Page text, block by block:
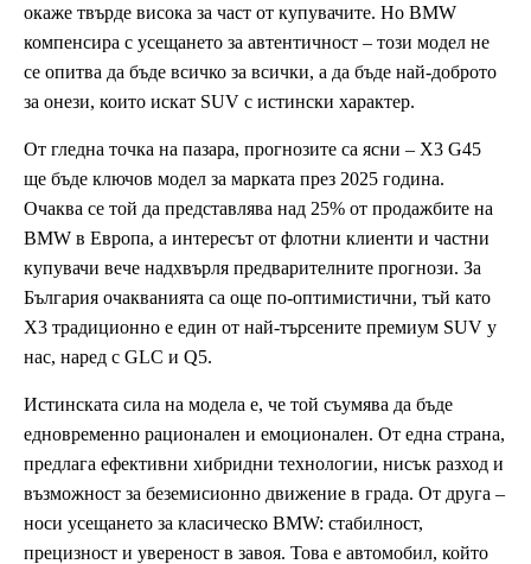
окаже твърде висока за част от купувачите. Но BMW
компенсира с усещането за автентичност – този модел не
се опитва да бъде всичко за всички, а да бъде най-доброто
за онези, които искат SUV с истински характер.
От гледна точка на пазара, прогнозите са ясни – X3 G45
ще бъде ключов модел за марката през 2025 година.
Очаква се той да представлява над 25% от продажбите на
BMW в Европа, а интересът от флотни клиенти и частни
купувачи вече надхвърля предварителните прогнози. За
България очакванията са още по-оптимистични, тъй като
X3 традиционно е един от най-търсените премиум SUV у
нас, наред с GLC и Q5.
Истинската сила на модела е, че той съумява да бъде
едновременно рационален и емоционален. От една страна,
предлага ефективни хибридни технологии, нисък разход и
възможност за беземисионно движение в града. От друга –
носи усещането за класическо BMW: стабилност,
прецизност и увереност в завоя. Това е автомобил, който